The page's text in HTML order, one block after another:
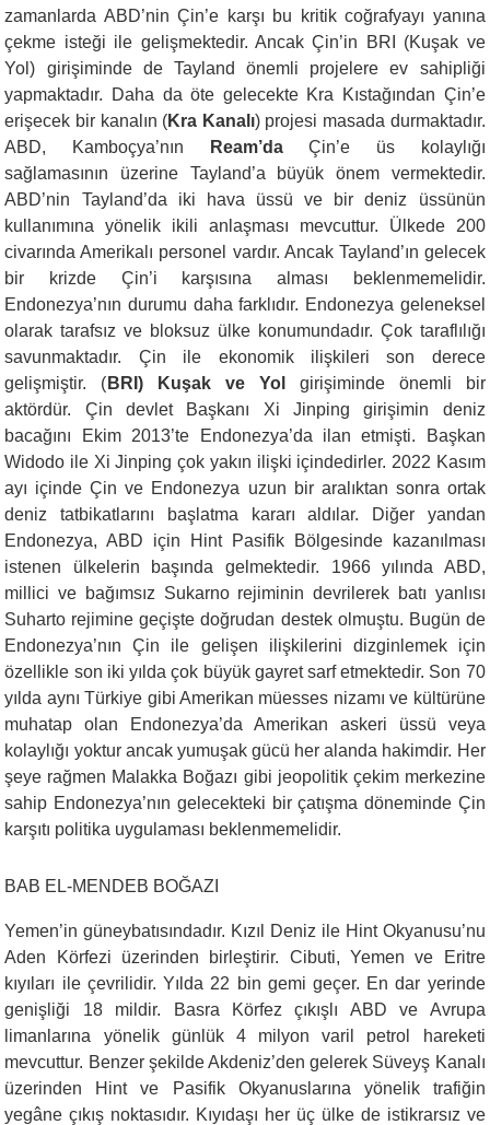
zamanlarda ABD’nin Çin’e karşı bu kritik coğrafyayı yanına
çekme isteği ile gelişmektedir. Ancak Çin’in BRI (Kuşak ve
Yol) girişiminde de Tayland önemli projelere ev sahipliği
yapmaktadır. Daha da öte gelecekte Kra Kıstağından Çin’e
erişecek bir kanalın (Kra Kanalı) projesi masada durmaktadır.
ABD, Kamboçya’nın
Ream’daÇin’e üs kolaylığı
sağlamasının üzerine Tayland’a büyük önem vermektedir.
ABD’nin Tayland’da iki hava üssü ve bir deniz üssünün
kullanımına yönelik ikili anlaşması mevcuttur. Ülkede 200
civarında Amerikalı personel vardır. Ancak Tayland’ın gelecek
bir krizde Çin’i karşısına alması beklenmemelidir.
Endonezya’nın durumu daha farklıdır. Endonezya geleneksel
olarak tarafsız ve bloksuz ülke konumundadır. Çok taraflılığı
savunmaktadır. Çin ile ekonomik ilişkileri son derece
gelişmiştir. ( BRI) Kuşak ve Yol
girişiminde önemli bir
aktördür. Çin devlet Başkanı Xi Jinping girişimin deniz
bacağını Ekim 2013’te Endonezya’da ilan etmişti. Başkan
Widodo ile Xi Jinping çok yakın ilişki içindedirler. 2022 Kasım
ayı içinde Çin ve Endonezya uzun bir aralıktan sonra ortak
deniz tatbikatlarını başlatma kararı aldılar. Diğer yandan
Endonezya, ABD için Hint Pasifik Bölgesinde kazanılması
istenen ülkelerin başında gelmektedir. 1966 yılında ABD,
millici ve bağımsız Sukarno rejiminin devrilerek batı yanlısı
Suharto rejimine geçişte doğrudan destek olmuştu. Bugün de
Endonezya’nın Çin ile gelişen ilişkilerini dizginlemek için
özellikle son iki yılda çok büyük gayret sarf etmektedir. Son 70
yılda aynı Türkiye gibi Amerikan müesses nizamı ve kültürüne
muhatap olan Endonezya’da Amerikan askeri üssü veya
kolaylığı yoktur ancak yumuşak gücü her alanda hakimdir. Her
şeye rağmen Malakka Boğazı gibi jeopolitik çekim merkezine
sahip Endonezya’nın gelecekteki bir çatışma döneminde Çin
karşıtı politika uygulaması beklenmemelidir.
BAB EL-MENDEB BOĞAZI
Yemen’in güneybatısındadır. Kızıl Deniz ile Hint Okyanusu’nu
Aden Körfezi üzerinden birleştirir. Cibuti, Yemen ve Eritre
kıyıları ile çevrilidir. Yılda 22 bin gemi geçer. En dar yerinde
genişliği 18 mildir. Basra Körfez çıkışlı ABD ve Avrupa
limanlarına yönelik günlük 4 milyon varil petrol hareketi
mevcuttur. Benzer şekilde Akdeniz’den gelerek Süveyş Kanalı
üzerinden Hint ve Pasifik Okyanuslarına yönelik trafiğin
yegâne çıkış noktasıdır. Kıyıdaşı her üç ülke de istikrarsız ve